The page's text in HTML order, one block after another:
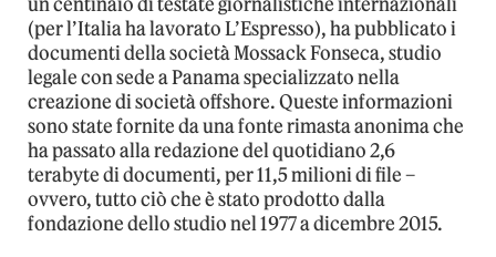
(per l’Italia ha lavorato L’Espresso), ha pubblicato i
documenti della società Mossack Fonseca, studio
legale con sede a Panama specializzato nella
creazione di società offshore. Queste informazioni
sono state fornite da una fonte rimasta anonima che
ha passato alla redazione del quotidiano 2,6
terabyte di documenti, per 11,5 milioni di file –
ovvero, tutto ciò che è stato prodotto dalla
fondazione dello studio nel 1977 a dicembre 2015.